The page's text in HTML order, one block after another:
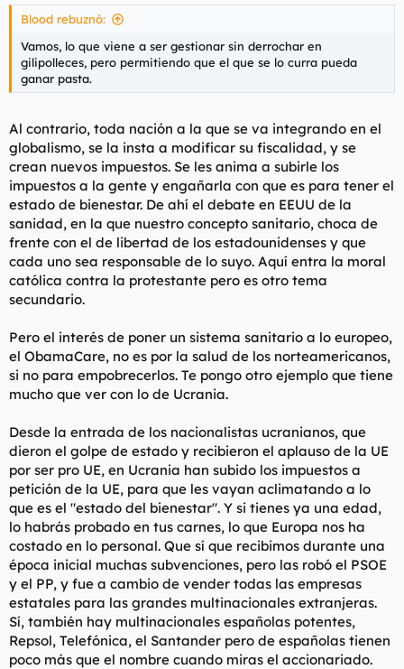
Blood rebuznó:
Vamos, lo que viene a ser gestionar sin derrochar en
gilipolleces, pero permitiendo que el que se lo curra pueda
ganar pasta.
Al contrario, toda nación a la que se va integrando en el
globalismo, se la insta a modificar su fiscalidad, y se
crean nuevos impuestos. Se les anima a subirle los
impuestos a la gente y engañarla con que es para tener el
estado de bienestar. De ahí el debate en EEUU de la
sanidad, en la que nuestro concepto sanitario, choca de
frente con el de libertad de los estadounidenses y que
cada uno sea responsable de lo suyo. Aquí entra la moral
católica contra la protestante pero es otro tema
secundario.
Pero el interés de poner un sistema sanitario a lo europeo,
el ObamaCare, no es por la salud de los norteamericanos,
si no para empobrecerlos. Te pongo otro ejemplo que tiene
mucho que ver con lo de Ucrania.
Desde la entrada de los nacionalistas ucranianos, que
dieron el golpe de estado y recibieron el aplauso de la UE
por ser pro UE, en Ucrania han subido los impuestos a
petición de la UE, para que les vayan aclimatando a lo
que es el "estado del bienestar". Y si tienes ya una edad,
lo habrás probado en tus carnes, lo que Europa nos ha
costado en lo personal. Que sí que recibimos durante una
época inicial muchas subvenciones, pero las robó el PSOE
y el PP, y fue a cambio de vender todas las empresas
estatales para las grandes multinacionales extranjeras.
Sí, también hay multinacionales españolas potentes,
Repsol, Telefónica, el Santander pero de españolas tienen
poco más que el nombre cuando miras el accionariado.